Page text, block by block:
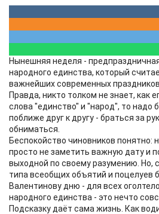
Нынешняя неделя -
народного единства, который
важнейших современных
Правда, никто толком не знает, как
слова "единство" и "народ", то надо
поближе друг к другу - браться за
обниматься.
Беспокойство чиновников понятно:
просто не заметить важную дату и
выходной по своему разумению. Но,
типа всеобщих объятий и поцелуев
Валентинову дню - для всех
народного единства - это нечто
Подсказку даёт сама жизнь. Как